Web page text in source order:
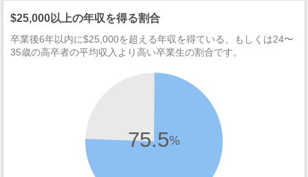
$25,000以上の年収を得る割合
卒業後6年以内に$25,000を超える年収を得ている、もしくは24〜
35歳の高卒者の平均収入より高い卒業生の割合です。
75.5%